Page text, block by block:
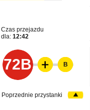
Czas przejazdu
dla: 12:42
72B B
Poprzednie przystanki